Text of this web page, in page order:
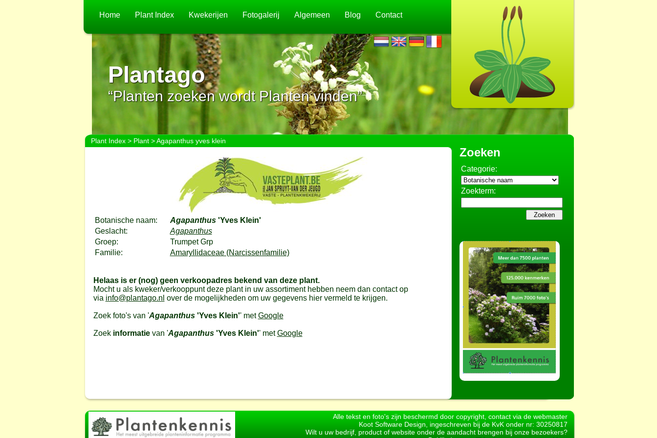
Home Plant Index Kwekerijen Fotogalerij Algemeen Blog Contact
Plantago
“Planten zoeken wordt Planten vinden”
Plant Index> Plant> Agapanthus yves klein
Botanische naam: Agapanthus'Yves Klein'
Geslacht:
Agapanthus
Groep:
Trumpet Grp
Familie:
Amaryllidaceae (Narcissenfamilie)
Helaas is er (nog) geen verkoopadres bekend van deze plant.
Mocht u als kweker/verkooppunt deze plant in uw assortiment hebben neem dan contact op
via info@plantago.nl over de mogelijkheden om uw gegevens hier vermeld te krijgen.
Zoek foto's van 'Agapanthus'Yves Klein'' metGoogle
Zoek informatievan 'Agapanthus'Yves Klein'' metGoogle
Zoeken
Categorie:
Zoekterm:
Alle tekst en foto's zijn beschermd door copyright, contact via de webmaster
Koot Software Design, ingeschreven bij de KvK onder nr: 30250817
Wilt u uw bedrijf, product of website onder de aandacht brengen bij onze bezoekers?